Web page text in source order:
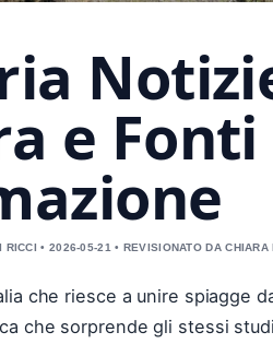
e
RICCI • 2026-05-21 • REVISIONATO DA CHIARA
che riesce a unire spiagge
che sorprende gli stessi